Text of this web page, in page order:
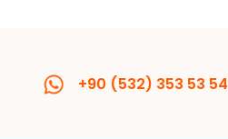
+90 (532) 353 53 54